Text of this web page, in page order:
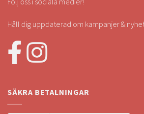
Håll dig uppdaterad om kampanjer &
SÄKRA BETALNINGAR